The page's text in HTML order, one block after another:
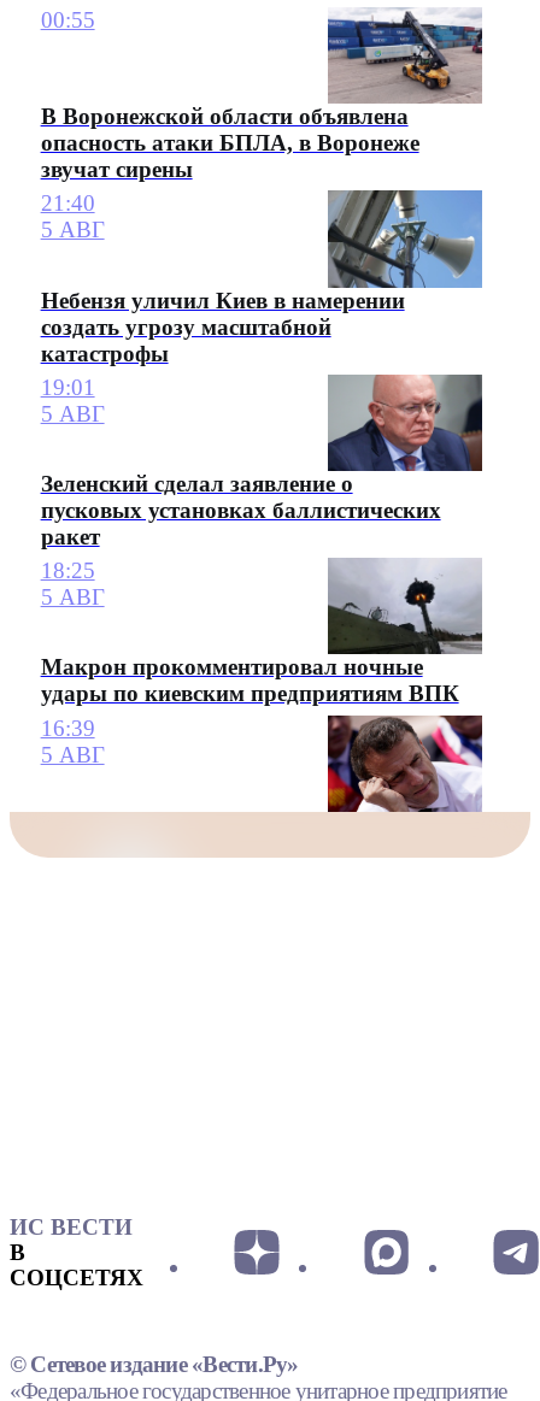
00:55
В Воронежской области объявлена
опасность атаки БПЛА, в Воронеже
звучат сирены
21:40
5 АВГ
Небензя уличил Киев в намерении
создать угрозу масштабной
катастрофы
19:01
5 АВГ
Зеленский сделал заявление о
пусковых установках баллистических
ракет
18:25
5 АВГ
Макрон прокомментировал ночные
удары по киевским предприятиям ВПК
16:39
5 АВГ
ИС ВЕСТИ
В
СОЦСЕТЯХ
© Сетевое издание «Вести.Ру»
«Федеральное государственное унитарное предприятие